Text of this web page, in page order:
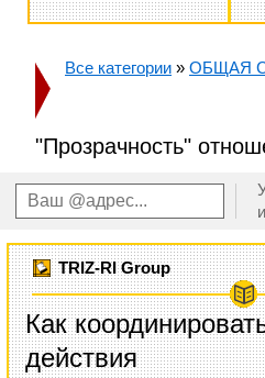
Все категории » ОБЩАЯ
"Прозрачность"
TRIZ-RI Group
Как
действия